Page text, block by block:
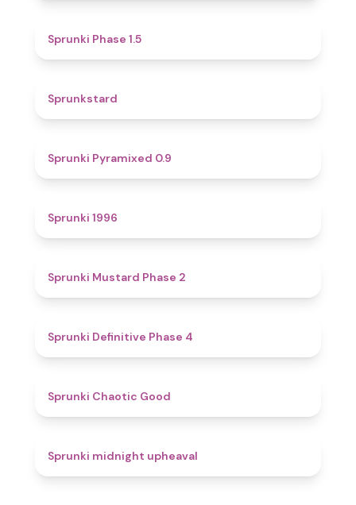
Sprunki Phase 1.5
Sprunkstard
Sprunki Pyramixed 0.9
Sprunki 1996
Sprunki Mustard Phase 2
Sprunki Definitive Phase 4
Sprunki Chaotic Good
Sprunki midnight upheaval